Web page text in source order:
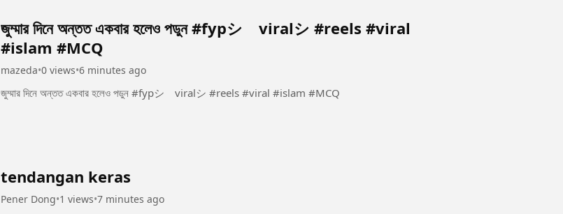
জুম্মার দিনে অন্তত একবার হলেও পডুন #fypシ゚viralシ #reels #viral
#islam #MCQ
mazeda•0 views•6 minutes ago
জুম্মার দিনে অন্তত একবার হলেও পডুন #fypシ゚viralシ #reels #viral #islam #MCQ
tendangan keras
Pener Dong•1 views•7 minutes ago